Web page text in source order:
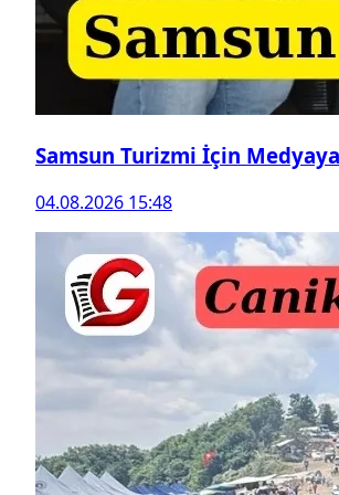
Samsun Turizmi İçin Medyaya
04.08.2026 15:48